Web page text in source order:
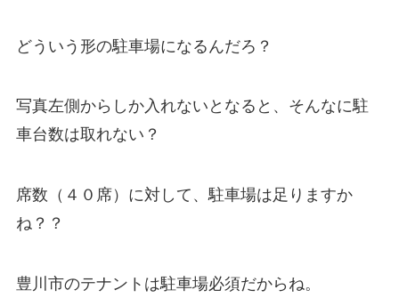
どういう形の駐車場になるんだろ？
写真左側からしか入れないとなると、そんなに駐
車台数は取れない？
席数（４０席）に対して、駐車場は足りますか
ね？？
豊川市のテナントは駐車場必須だからね。